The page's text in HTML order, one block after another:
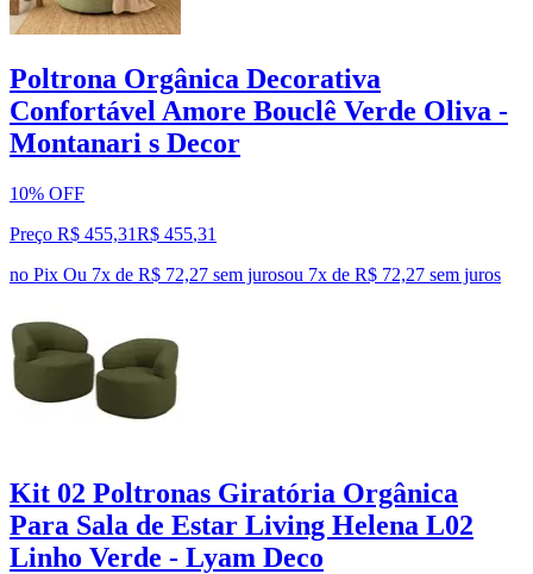
Poltrona Orgânica Decorativa
Confortável Amore Bouclê Verde Oliva -
Montanari s Decor
10% OFF
Preço R$ 455,31R$ 455,31
no Pix Ou 7x de R$ 72,27 sem jurosou 7x de R$ 72,27 sem juros
Kit 02 Poltronas Giratória Orgânica
Para Sala de Estar Living Helena L02
Linho Verde - Lyam Deco